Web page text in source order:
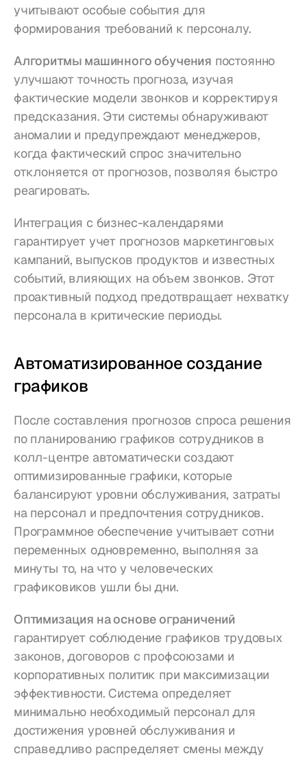
учитывают особые события для
формирования требований к персоналу.
Алгоритмы машинного обучения постоянно
улучшают точность прогноза, изучая
фактические модели звонков и корректируя
предсказания. Эти системы обнаруживают
аномалии и предупреждают менеджеров,
когда фактический спрос значительно
отклоняется от прогнозов, позволяя быстро
реагировать.
Интеграция с бизнес-календарями
гарантирует учет прогнозов маркетинговых
кампаний, выпусков продуктов и известных
событий, влияющих на объем звонков. Этот
проактивный подход предотвращает нехватку
персонала в критические периоды.
Автоматизированное создание
графиков
После составления прогнозов спроса решения
по планированию графиков сотрудников в
колл-центре автоматически создают
оптимизированные графики, которые
балансируют уровни обслуживания, затраты
на персонал и предпочтения сотрудников.
Программное обеспечение учитывает сотни
переменных одновременно, выполняя за
минуты то, на что у человеческих
графиковиков ушли бы дни.
Оптимизация на основе ограничений
гарантирует соблюдение графиков трудовых
законов, договоров с профсоюзами и
корпоративных политик при максимизации
эффективности. Система определяет
минимально необходимый персонал для
достижения уровней обслуживания и
справедливо распределяет смены между